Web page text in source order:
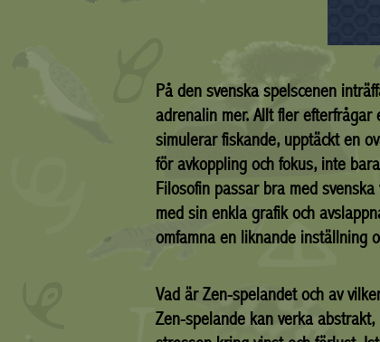
På den svenska spelscenen
adrenalin mer. Allt fler efterfrågar
simulerar fiskande, upptäckt en
för avkoppling och fokus, inte
Filosofin passar bra med
med sin enkla grafik och
omfamna en liknande inställning
Vad är Zen-spelandet och av
Zen-spelande kan verka